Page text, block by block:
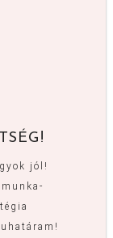
jól!